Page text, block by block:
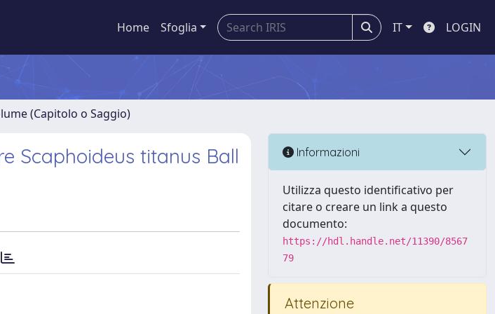
Home Sfoglia IT LOGIN
(Capitolo o Saggio)
Scaphoideus titanus Ball Informazioni
Utilizza questo identificativo per
citare o creare un link a questo
documento:
https://hdl.handle.net/11390/8567
79
Attenzione